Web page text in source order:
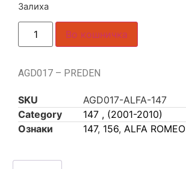
Залиха
Во кошничка
AGD017 – PREDEN
SKU
AGD017-ALFA-147
Category
147 , (2001-2010)
Ознаки
147, 156, ALFA ROMEO